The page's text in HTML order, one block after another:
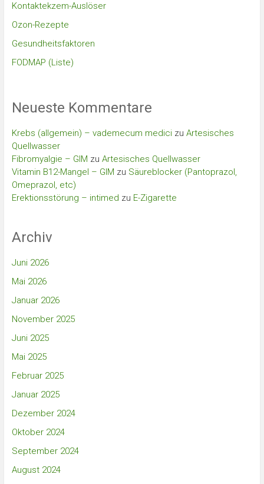
Kontaktekzem-Auslöser
Ozon-Rezepte
Gesundheitsfaktoren
FODMAP (Liste)
Neueste Kommentare
Krebs (allgemein) – vademecum medicizu Artesisches
Quellwasser
Fibromyalgie – GIM zu Artesisches Quellwasser
Vitamin B12-Mangel – GIM zu Säureblocker (Pantoprazol,
Omeprazol, etc)
Erektionsstörung – intimed zu E-Zigarette
Archiv
Juni 2026
Mai 2026
Januar 2026
November 2025
Juni 2025
Mai 2025
Februar 2025
Januar 2025
Dezember 2024
Oktober 2024
September 2024
August 2024